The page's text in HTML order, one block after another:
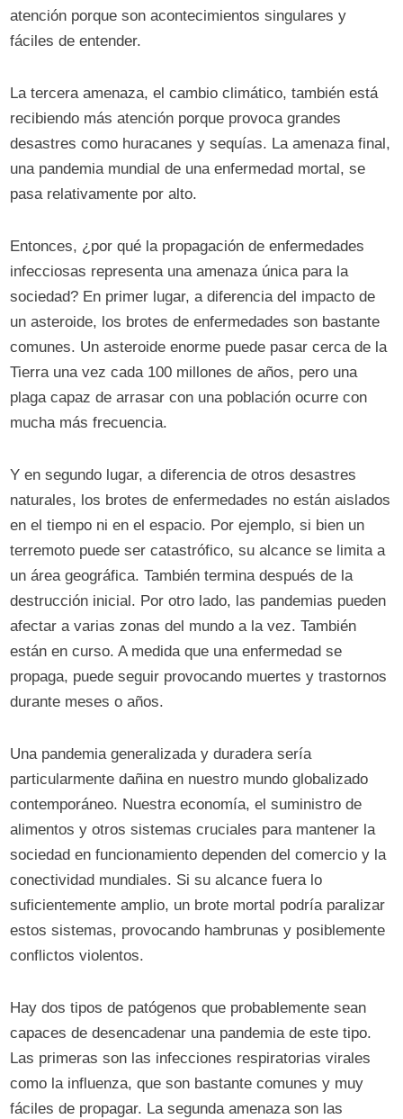
atención porque son acontecimientos singulares y
fáciles de entender.
La tercera amenaza, el cambio climático, también está
recibiendo más atención porque provoca grandes
desastres como huracanes y sequías. La amenaza final,
una pandemia mundial de una enfermedad mortal, se
pasa relativamente por alto.
Entonces, ¿por qué la propagación de enfermedades
infecciosas representa una amenaza única para la
sociedad? En primer lugar, a diferencia del impacto de
un asteroide, los brotes de enfermedades son bastante
comunes. Un asteroide enorme puede pasar cerca de la
Tierra una vez cada 100 millones de años, pero una
plaga capaz de arrasar con una población ocurre con
mucha más frecuencia.
Y en segundo lugar, a diferencia de otros desastres
naturales, los brotes de enfermedades no están aislados
en el tiempo ni en el espacio. Por ejemplo, si bien un
terremoto puede ser catastrófico, su alcance se limita a
un área geográfica. También termina después de la
destrucción inicial. Por otro lado, las pandemias pueden
afectar a varias zonas del mundo a la vez. También
están en curso. A medida que una enfermedad se
propaga, puede seguir provocando muertes y trastornos
durante meses o años.
Una pandemia generalizada y duradera sería
particularmente dañina en nuestro mundo globalizado
contemporáneo. Nuestra economía, el suministro de
alimentos y otros sistemas cruciales para mantener la
sociedad en funcionamiento dependen del comercio y la
conectividad mundiales. Si su alcance fuera lo
suficientemente amplio, un brote mortal podría paralizar
estos sistemas, provocando hambrunas y posiblemente
conflictos violentos.
Hay dos tipos de patógenos que probablemente sean
capaces de desencadenar una pandemia de este tipo.
Las primeras son las infecciones respiratorias virales
como la influenza, que son bastante comunes y muy
fáciles de propagar. La segunda amenaza son las